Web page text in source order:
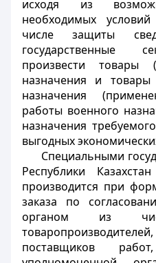
исходя из
необходимых
числе защиты
государственные
произвести товары
назначения и товары
назначения
работы военного
назначения
выгодных
Специальными
Республики
производится при
заказа по
органом из
поставщиков